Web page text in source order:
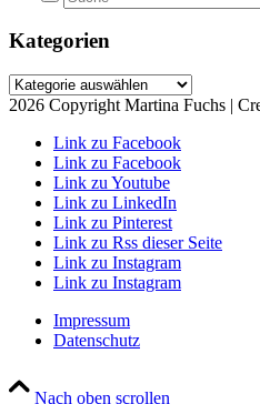
Kategorien
Kategorien
2026 Copyright Martina Fuchs |
Link zu Facebook
Link zu Facebook
Link zu Youtube
Link zu LinkedIn
Link zu Pinterest
Link zu Rss dieser Seite
Link zu Instagram
Link zu Instagram
Impressum
Datenschutz
Nach oben scrollen